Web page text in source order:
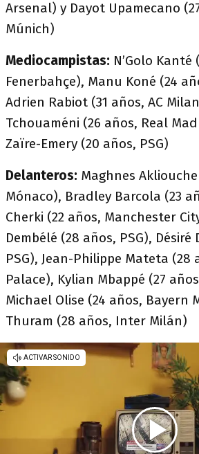
Arsenal) y Dayot Upamecano
Múnich)
Mediocampistas: N’Golo Kanté
Fenerbahçe), Manu Koné (24
Adrien Rabiot (31 años, AC
Tchouaméni (26 años, Real
Zaïre-Emery (20 años, PSG)
Delanteros: Maghnes
Mónaco), Bradley Barcola (23
Cherki (22 años, Manchester
Dembélé (28 años, PSG), Désiré
PSG), Jean-Philippe Mateta (28
Palace), Kylian Mbappé (27
Michael Olise (24 años, Bayern
Thuram (28 años, Inter Milán)